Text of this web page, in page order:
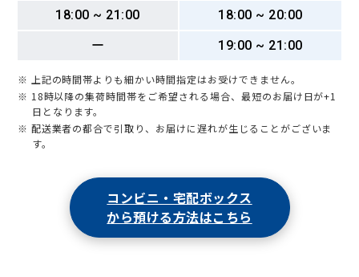
18:00 ~ 21:00
18:00 ~ 20:00
ー
19:00 ~ 21:00
※ 上記の時間帯よりも細かい時間指定はお受けできません。
※ 18時以降の集荷時間帯をご希望される場合、最短のお届け日が+1
日となります。
※ 配送業者の都合で引取り、お届けに遅れが生じることがございま
す。
コンビニ・宅配ボックス
から預ける方法はこちら